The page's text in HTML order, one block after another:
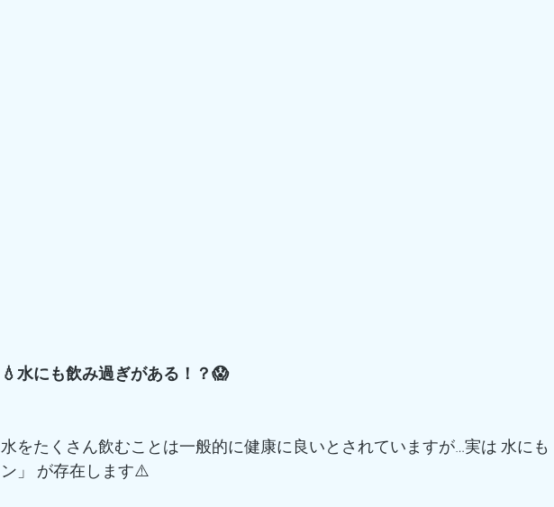
💧水にも飲み過ぎがある！？😱
水をたくさん飲むことは一般的に健康に良いとされていますが…実は 水にも
ン」 が存在します⚠️